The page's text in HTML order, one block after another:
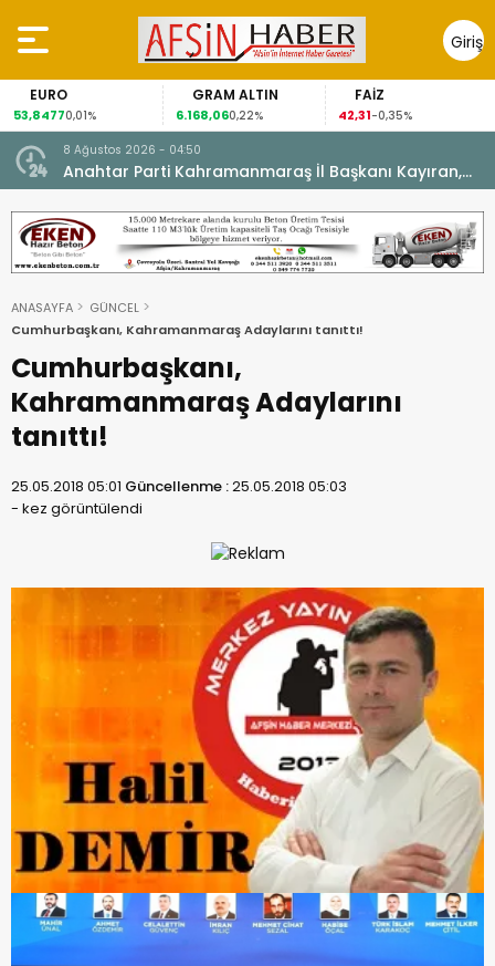
Giriş
Yap
EURO
53,84770,01%
GRAM ALTIN
6.168,060,22%
FAİZ
42,31-0,35%
8 Ağustos 2026 - 04:50
Anahtar Parti Kahramanmaraş İl Başkanı Kayıran,
Afşin Teşkilatı ile buluştu.
ANASAYFA
GÜNCEL
Cumhurbaşkanı, Kahramanmaraş Adaylarını tanıttı!
Cumhurbaşkanı,
Kahramanmaraş Adaylarını
tanıttı!
25.05.2018 05:01 Güncellenme :25.05.2018 05:03
- kez görüntülendi